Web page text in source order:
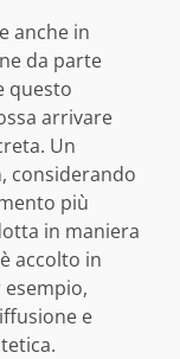
anche in
da parte
questo
arrivare
Un
, considerando
più
in maniera
accolto in
esempio,
e